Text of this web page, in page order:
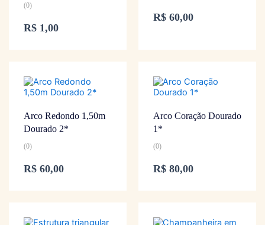
(0)
R$ 1,00
R$ 60,00
Arco Redondo 1,50m
Dourado 2*
(0)
R$ 60,00
Arco Coração Dourado
1*
(0)
R$ 80,00